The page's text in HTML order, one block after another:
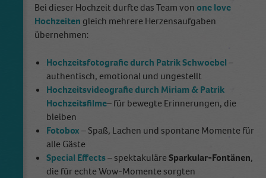
Bei dieser Hochzeit durfte das Team von one love
Hochzeiten gleich mehrere Herzensaufgaben
übernehmen:
Hochzeitsfotografie durch Patrik Schwoebel–
authentisch, emotional und ungestellt
Hochzeitsvideografie durch Miriam& Patrik
Hochzeitsfilme– für bewegte Erinnerungen, die
bleiben
Fotobox– Spaß, Lachen und spontane Momente für
alle Gäste
Special Effects– spektakuläreSparkular-Fontänen,
die für echte Wow-Momente sorgten